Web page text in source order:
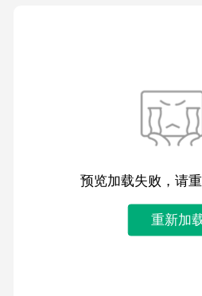
预览加载失败，请
重新加